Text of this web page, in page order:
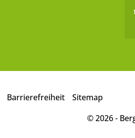
Barrierefreiheit
Sitemap
© 2026 -